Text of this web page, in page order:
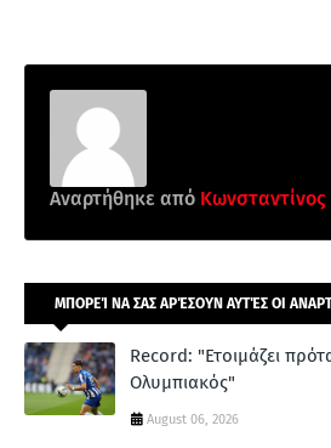
Αναρτήθηκε από Κωνσταντίνος
ΜΠΟΡΕΊ ΝΑ ΣΑΣ ΑΡΈΣΟΥΝ ΑΥΤΈΣ ΟΙ
Record: "Ετοιμάζει
Ολυμπιακός"
August 06, 2026